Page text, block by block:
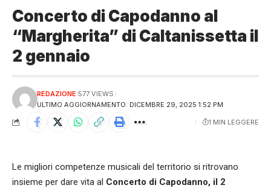
Concerto di Capodanno al
“Margherita” di Caltanissetta il
2 gennaio
ULTIMO AGGIORNAMENTO: DICEMBRE 29, 2025 1:52 PM
REDAZIONE 577 VIEWS
1 MIN LEGGERE
Le migliori competenze musicali del territorio si ritrovano
insieme per dare vita al Concerto di Capodanno, il 2